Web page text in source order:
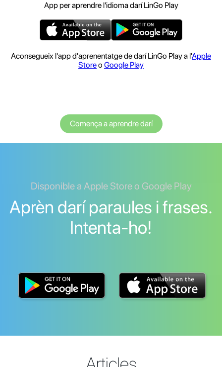
App per aprendre l'idioma darí LinGo Play
Aconsegueix l'app d'aprenentatge de darí LinGo Play a l'Apple
Storeo Google Play
Comença a aprendre darí
Disponible a Apple Store o Google Play
Aprèn darí paraules i frases.
Intenta-ho!